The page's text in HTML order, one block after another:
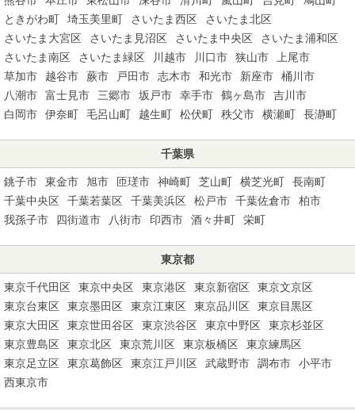
ときがわ町
埼玉美里町 さいたま西区
さいたま北区
さいたま大宮区
さいたま見沼区 さいたま中央区
さいたま浦和区
さいたま南区
さいたま緑区 川越市 川口市 狭山市
上尾市
草加市
越谷市 蕨市 戸田市 志木市 和光市 新座市
桶川市
八潮市
富士見市 三郷市 坂戸市 幸手市 鶴ヶ島市
吉川市
白岡市
伊奈町 毛呂山町 越生町 松伏町 秩父市 横瀬町 長瀞町
千葉県
銚子市 東金市 旭市 匝瑳市 神崎町 芝山町 横芝光町
長南町
千葉中央区
千葉若葉区 千葉美浜区 松戸市 千葉佐倉市
柏市
我孫子市
四街道市 八街市 印西市 酒々井町 栄町
東京都
東京千代田区 東京中央区 東京港区 東京新宿区
東京文京区
東京台東区
東京墨田区 東京江東区 東京品川区
東京目黒区
東京大田区
東京世田谷区 東京渋谷区 東京中野区
東京杉並区
東京豊島区
東京北区 東京荒川区 東京板橋区
東京練馬区
東京足立区
東京葛飾区 東京江戸川区 武蔵野市 調布市
小平市
西東京市